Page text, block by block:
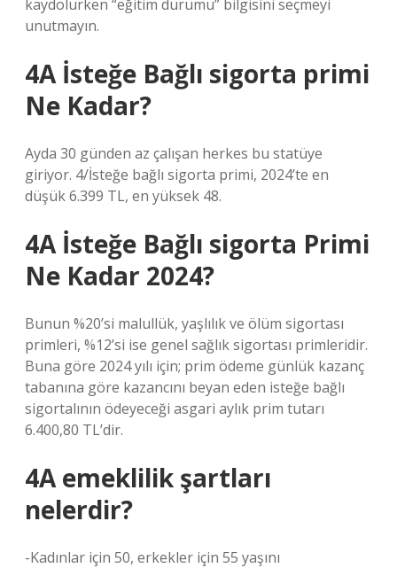
kaydolurken “eğitim durumu” bilgisini seçmeyi
unutmayın.
4A İsteğe Bağlı sigorta primi
Ne Kadar?
Ayda 30 günden az çalışan herkes bu statüye
giriyor. 4/İsteğe bağlı sigorta primi, 2024’te en
düşük 6.399 TL, en yüksek 48.
4A İsteğe Bağlı sigorta Primi
Ne Kadar 2024?
Bunun %20’si malullük, yaşlılık ve ölüm sigortası
primleri, %12’si ise genel sağlık sigortası primleridir.
Buna göre 2024 yılı için; prim ödeme günlük kazanç
tabanına göre kazancını beyan eden isteğe bağlı
sigortalının ödeyeceği asgari aylık prim tutarı
6.400,80 TL’dir.
4A emeklilik şartları
nelerdir?
-Kadınlar için 50, erkekler için 55 yaşını